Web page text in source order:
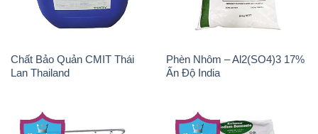
Chất Bảo Quản CMIT Thái
Lan Thailand
Phèn Nhôm – Al2(SO4)3 17%
Ấn Độ India